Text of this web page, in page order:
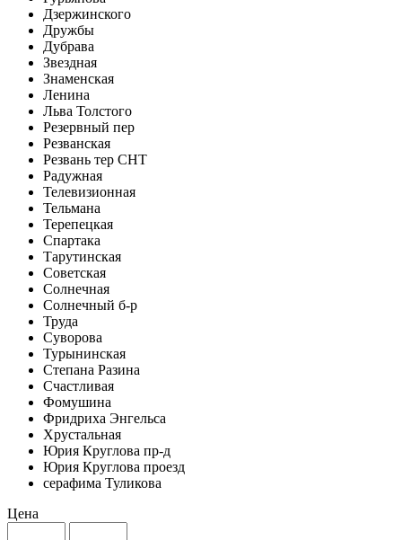
Дзержинского
Дружбы
Дубрава
Звездная
Знаменская
Ленина
Льва Толстого
Резервный пер
Резванская
Резвань тер СНТ
Радужная
Телевизионная
Тельмана
Терепецкая
Спартака
Тарутинская
Советская
Солнечная
Солнечный б-р
Труда
Суворова
Турынинская
Степана Разина
Счастливая
Фомушина
Фридриха Энгельса
Хрустальная
Юрия Круглова пр-д
Юрия Круглова проезд
серафима Туликова
Цена